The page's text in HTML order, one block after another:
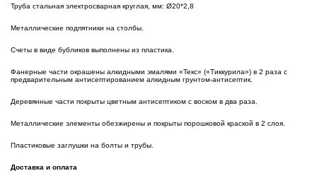
Труба стальная электросварная круглая, мм: Ø20*2,8
Металлические подпятники на столбы.
Счеты в виде бубликов выполнены из пластика.
Фанерные части окрашены алкидными эмалями «Текс» («Тиккурила») в 2 раза с
предварительным антисептированием алкидным грунтом-антисептик.
Деревянные части покрыты цветным антисептиком с воском в два раза.
Металлические элементы обезжирены и покрыты порошковой краской в 2 слоя.
Пластиковые заглушки на болты и трубы.
Доставка и оплата